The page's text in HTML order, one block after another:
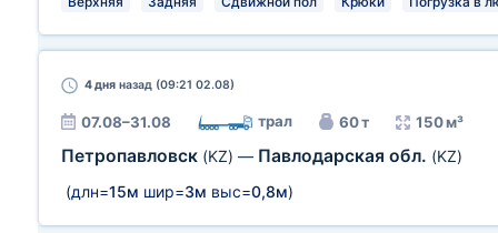
4 дня назад (09:21 02.08)
07.08–31.08 трал 60 т 150 м³
Петропавловск (KZ) — Павлодарская обл. (KZ)
(длн=15м шир=3м выс=0,8м)